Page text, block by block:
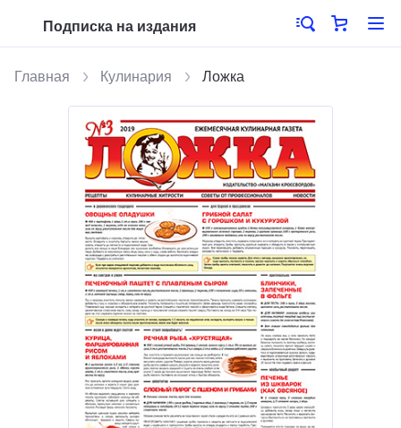
Подписка на издания
Главная Кулинария Ложка